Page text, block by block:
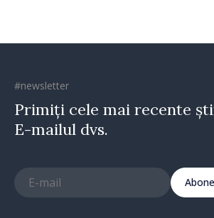
#newsletter
Primiți cele mai recente
E-mailul dvs.